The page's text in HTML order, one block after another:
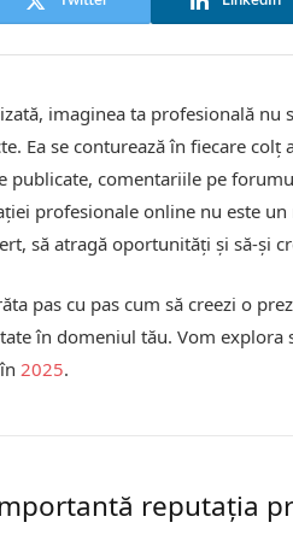
imaginea ta profesională nu
Ea se conturează în fiecare
publicate, comentariile pe
profesionale online nu este
să atragă oportunități și să-și
pas cu pas cum să creezi o
în domeniul tău. Vom
2025.
reputația